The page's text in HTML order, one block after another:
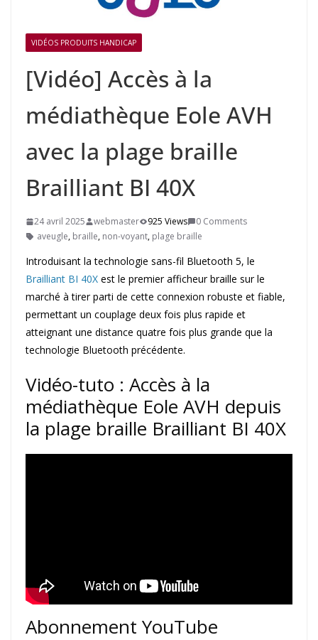
VIDÉOS PRODUITS HANDICAP
[Vidéo] Accès à la
médiathèque Eole AVH
avec la plage braille
Brailliant BI 40X
24 avril 2025 webmaster 925 Views
0 Comments
aveugle, braille, non-voyant, plage braille
Introduisant la technologie sans-fil Bluetooth 5, le
Brailliant BI 40X est le premier afficheur braille sur le
marché à tirer parti de cette connexion robuste et fiable,
permettant un couplage deux fois plus rapide et
atteignant une distance quatre fois plus grande que la
technologie Bluetooth précédente.
Vidéo-tuto : Accès à la
médiathèque Eole AVH depuis
la plage braille Brailliant BI 40X
Abonnement YouTube